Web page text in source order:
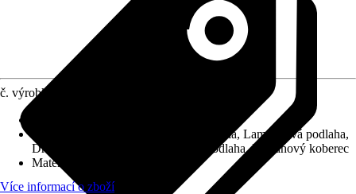
č. výrobku
Dlaždice, Korková podlaha, Laminátová podlaha,
Dřevěná podlaha, PVC / vinylová podlaha, Podlahový koberec
Materiál
Více informací o zboží